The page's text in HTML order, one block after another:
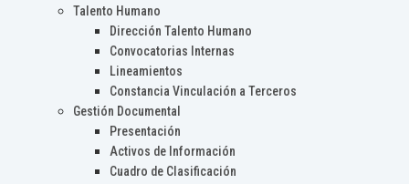
Talento Humano
Dirección Talento Humano
Convocatorias Internas
Lineamientos
Constancia Vinculación a Terceros
Gestión Documental
Presentación
Activos de Información
Cuadro de Clasificación